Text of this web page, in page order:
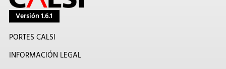
Versión 1.6.1
PORTES CALSI
INFORMACIÓN LEGAL